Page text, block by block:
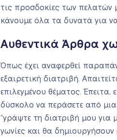
τις προσδοκίες των
κάνουμε όλα τα δυνατά για
Αυθεντικά Άρθρα
Όπως έχει αναφερθεί
εξαιρετική διατριβή.
επιλεγμένου θέματος.
δύσκολο να περάσετε από μια
“γράψτε τη διατριβή μου για
γωνίες και θα